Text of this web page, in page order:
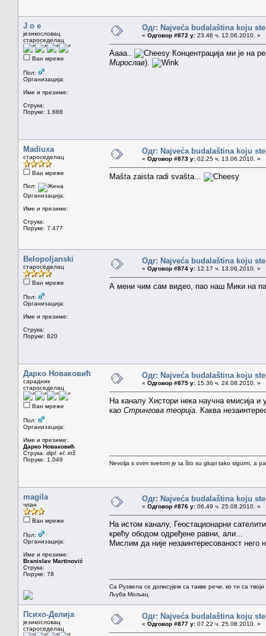
J o e
језикословац
староседелац
Ван мреже
Пол:
Организација:
Име и презиме:
Струка:
Поруке: 1.688
Одг: Najveća budalaština koju
« Одговор #872 у: 23.46 ч. 12.06.2010. »
Аааа..
Концентрација ми је на
Мирослав).
Madiuxa
староседелац
Ван мреже
Пол:
Организација:
Име и презиме:
Струка:
Поруке: 7.477
Одг: Najveća budalaština koju
« Одговор #873 у: 02.25 ч. 13.06.2010. »
Mašta zaista radi svašta...
Belopoljanski
староседелац
Ван мреже
Пол:
Организација:
Име и презиме:
Струка:
Поруке: 820
Одг: Najveća budalaština koju
« Одговор #874 у: 12.17 ч. 13.06.2010. »
А мени чим сам видео, пао наш Мики на
Дарко Новаковић
сарадник
староседелац
Ван мреже
Пол:
Организација:
Име и презиме:
Дарко Новаковић
Струка: dipl. el. inž.
Поруке: 1.049
Одг: Najveća budalaština koju
« Одговор #875 у: 15.36 ч. 24.08.2010. »
На каналу Хистори нека научна емисија
као Стрингова теорија . Каква
Nevolja s ovim svetom je ta što su glupi tako sigurni, a
magila
члан
Ван мреже
Пол:
Организација:
Име и презиме:
Branislav Martinović
Струка:
Поруке: 78
Одг: Najveća budalaština koju
« Одговор #876 у: 06.49 ч. 25.08.2010. »
На истом каналу, Геостационарни
крећу ободом одређене равни, али...
Мислим да није незаинтересованост него
Са Рузвела се дописујем са такве речи, ко ти са
Љуба Мољац
Психо-Делија
језикословац
староседелац
Одг: Najveća budalaština koju
« Одговор #877 у: 07.22 ч. 25.08.2010. »